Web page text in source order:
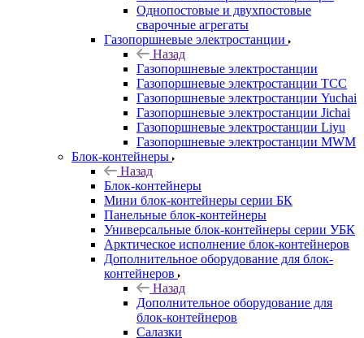
Однопостовые и двухпостовые
сварочные агрегаты
Газопоршневые электростанции
Назад
Газопоршневые электростанции
Газопоршневые электростанции ТСС
Газопоршневые электростанции Yuchai
Газопоршневые электростанции Jichai
Газопоршневые электростанции Liyu
Газопоршневые электростанции MWM
Блок-контейнеры
Назад
Блок-контейнеры
Мини блок-контейнеры серии БК
Панельные блок-контейнеры
Универсальные блок-контейнеры серии УБК
Арктическое исполнение блок-контейнеров
Дополнительное оборудование для блок-
контейнеров
Назад
Дополнительное оборудование для
блок-контейнеров
Салазки